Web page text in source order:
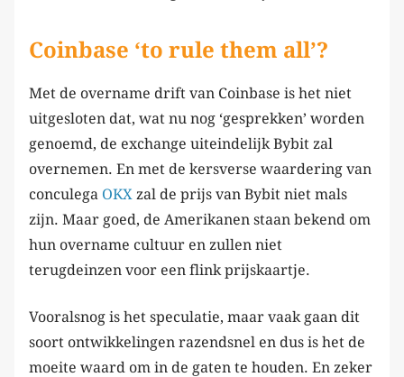
Coinbase ‘to rule them all’?
Met de overname drift van Coinbase is het niet
uitgesloten dat, wat nu nog ‘gesprekken’ worden
genoemd, de exchange uiteindelijk Bybit zal
overnemen. En met de kersverse waardering van
conculega OKX zal de prijs van Bybit niet mals
zijn. Maar goed, de Amerikanen staan bekend om
hun overname cultuur en zullen niet
terugdeinzen voor een flink prijskaartje.
Vooralsnog is het speculatie, maar vaak gaan dit
soort ontwikkelingen razendsnel en dus is het de
moeite waard om in de gaten te houden. En zeker